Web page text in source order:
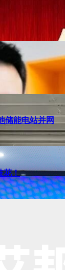
储能电站并网
花！